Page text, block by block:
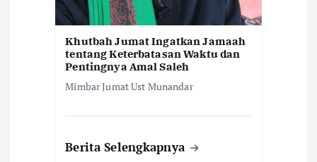
Khutbah Jumat Ingatkan Jamaah
tentang Keterbatasan Waktu dan
Pentingnya Amal Saleh
Mimbar Jumat Ust Munandar
Berita Selengkapnya